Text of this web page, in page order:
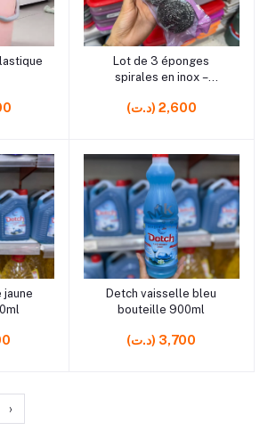
rrrrrr10
Ajouter au panier
Lot de 3 éponges
spirales en inox –
(د.ت) 2,600
jaune
rrrrrr7
Ajouter au panier
Detch vaisselle bleu
bouteille 900ml
(د.ت) 3,700
›